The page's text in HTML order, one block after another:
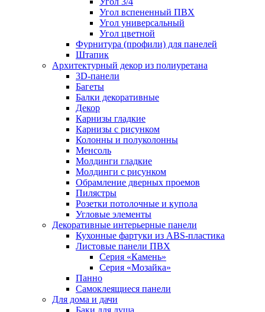
Угол вспененный ПВХ
Угол универсальный
Угол цветной
Фурнитура (профили) для панелей
Штапик
Архитектурный декор из полиуретана
3D-панели
Багеты
Балки декоративные
Декор
Карнизы гладкие
Карнизы с рисунком
Колонны и полуколонны
Менсоль
Молдинги гладкие
Молдинги с рисунком
Обрамление дверных проемов
Пилястры
Розетки потолочные и купола
Угловые элементы
Декоративные интерьерные панели
Кухонные фартуки из ABS-пластика
Листовые панели ПВХ
Серия «Камень»
Серия «Мозайка»
Панно
Самоклеящиеся панели
Для дома и дачи
Баки для душа